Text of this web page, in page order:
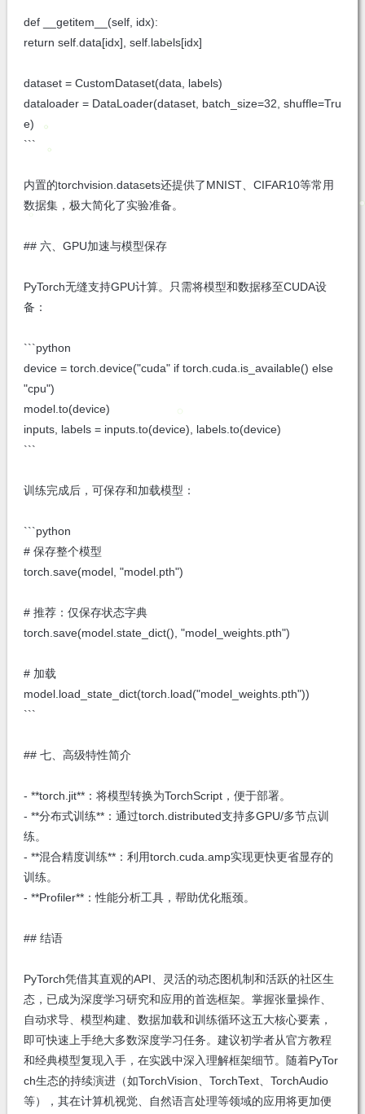
def __getitem__(self, idx):
return self.data[idx], self.labels[idx]
dataset = CustomDataset(data, labels)
dataloader = DataLoader(dataset, batch_size=32, shuffle=Tru
e)
```
内置的torchvision.datasets还提供了MNIST、CIFAR10等常用
数据集，极大简化了实验准备。
## 六、GPU加速与模型保存
PyTorch无缝支持GPU计算。只需将模型和数据移至CUDA设
备：
```python
device = torch.device("cuda" if torch.cuda.is_available() else
"cpu")
model.to(device)
inputs, labels = inputs.to(device), labels.to(device)
```
训练完成后，可保存和加载模型：
```python
# 保存整个模型
torch.save(model, "model.pth")
# 推荐：仅保存状态字典
torch.save(model.state_dict(), "model_weights.pth")
# 加载
model.load_state_dict(torch.load("model_weights.pth"))
```
## 七、高级特性简介
- **torch.jit**：将模型转换为TorchScript，便于部署。
- **分布式训练**：通过torch.distributed支持多GPU/多节点训
练。
- **混合精度训练**：利用torch.cuda.amp实现更快更省显存的
训练。
- **Profiler**：性能分析工具，帮助优化瓶颈。
## 结语
PyTorch凭借其直观的API、灵活的动态图机制和活跃的社区生
态，已成为深度学习研究和应用的首选框架。掌握张量操作、
自动求导、模型构建、数据加载和训练循环这五大核心要素，
即可快速上手绝大多数深度学习任务。建议初学者从官方教程
和经典模型复现入手，在实践中深入理解框架细节。随着PyTor
ch生态的持续演进（如TorchVision、TorchText、TorchAudio
等），其在计算机视觉、自然语言处理等领域的应用将更加便